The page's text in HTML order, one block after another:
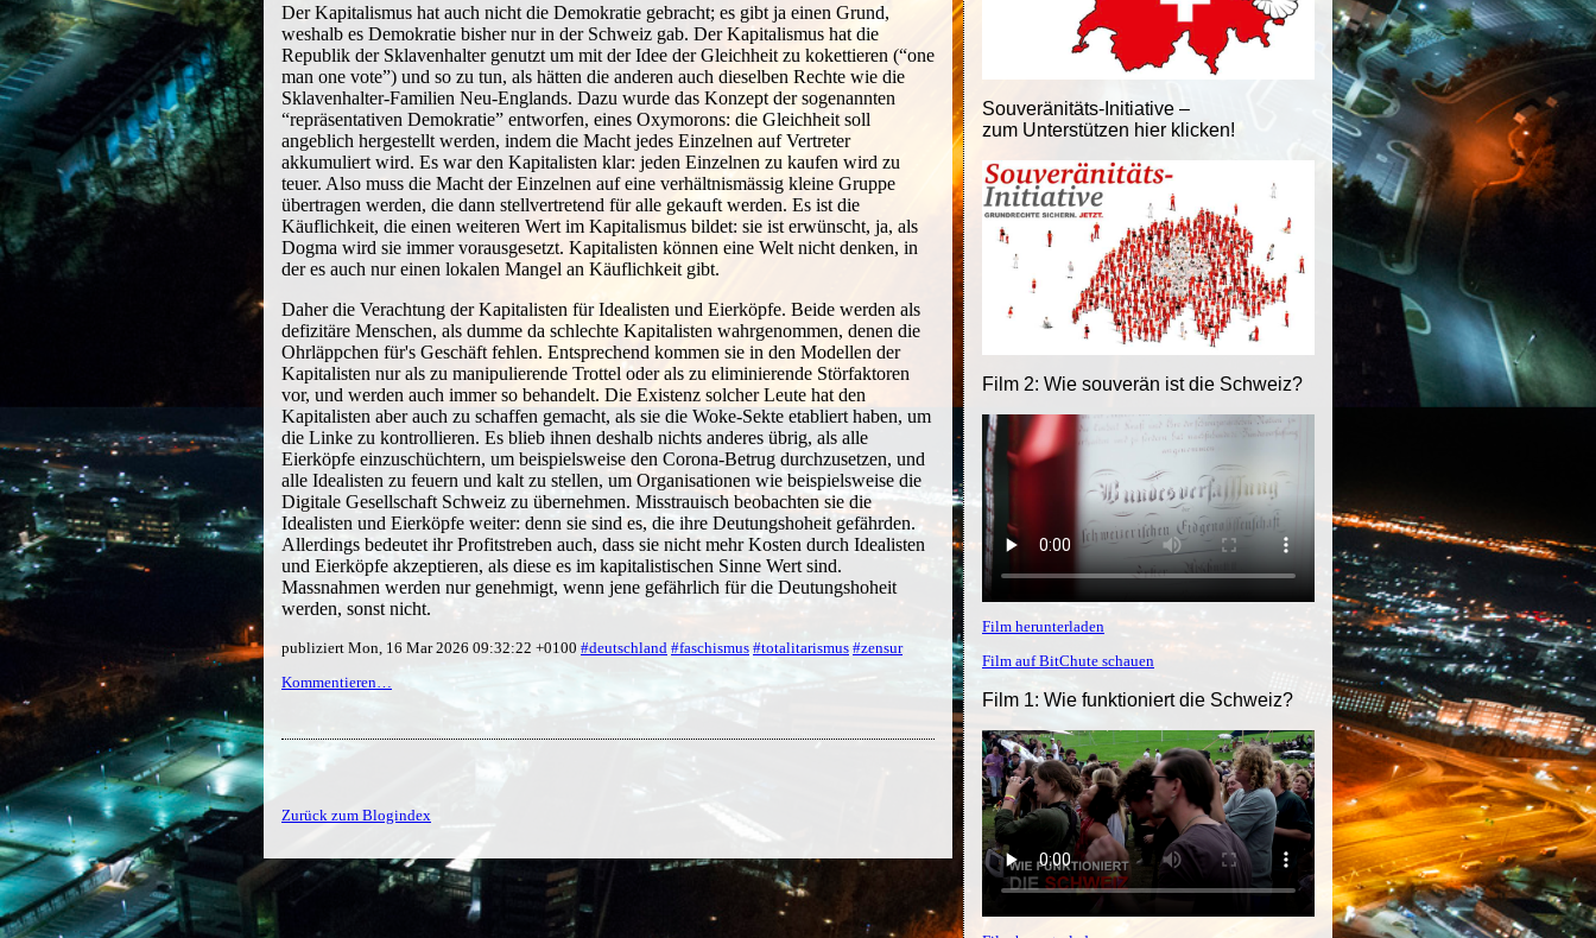
Souveränitäts-Initiative –
zum Unterstützen hier klicken!
Film 2: Wie souverän ist die Schweiz?
Film herunterladen
Film auf BitChute schauen
Film 1: Wie funktioniert die Schweiz?
Der Kapitalismus hat auch nicht die Demokratie gebracht; es gibt ja einen Grund,
weshalb es Demokratie bisher nur in der Schweiz gab. Der Kapitalismus hat die
Republik der Sklavenhalter genutzt um mit der Idee der Gleichheit zu kokettieren (“one
man one vote”) und so zu tun, als hätten die anderen auch dieselben Rechte wie die
Sklavenhalter-Familien Neu-Englands. Dazu wurde das Konzept der sogenannten
“repräsentativen Demokratie” entworfen, eines Oxymorons: die Gleichheit soll
angeblich hergestellt werden, indem die Macht jedes Einzelnen auf Vertreter
akkumuliert wird. Es war den Kapitalisten klar: jeden Einzelnen zu kaufen wird zu
teuer. Also muss die Macht der Einzelnen auf eine verhältnismässig kleine Gruppe
übertragen werden, die dann stellvertretend für alle gekauft werden. Es ist die
Käuflichkeit, die einen weiteren Wert im Kapitalismus bildet: sie ist erwünscht, ja, als
Dogma wird sie immer vorausgesetzt. Kapitalisten können eine Welt nicht denken, in
der es auch nur einen lokalen Mangel an Käuflichkeit gibt.
Daher die Verachtung der Kapitalisten für Idealisten und Eierköpfe. Beide werden als
defizitäre Menschen, als dumme da schlechte Kapitalisten wahrgenommen, denen die
Ohrläppchen für's Geschäft fehlen. Entsprechend kommen sie in den Modellen der
Kapitalisten nur als zu manipulierende Trottel oder als zu eliminierende Störfaktoren
vor, und werden auch immer so behandelt. Die Existenz solcher Leute hat den
Kapitalisten aber auch zu schaffen gemacht, als sie die Woke-Sekte etabliert haben, um
die Linke zu kontrollieren. Es blieb ihnen deshalb nichts anderes übrig, als alle
Eierköpfe einzuschüchtern, um beispielsweise den Corona-Betrug durchzusetzen, und
alle Idealisten zu feuern und kalt zu stellen, um Organisationen wie beispielsweise die
Digitale Gesellschaft Schweiz zu übernehmen. Misstrauisch beobachten sie die
Idealisten und Eierköpfe weiter: denn sie sind es, die ihre Deutungshoheit gefährden.
Allerdings bedeutet ihr Profitstreben auch, dass sie nicht mehr Kosten durch Idealisten
und Eierköpfe akzeptieren, als diese es im kapitalistischen Sinne Wert sind.
Massnahmen werden nur genehmigt, wenn jene gefährlich für die Deutungshoheit
werden, sonst nicht.
publiziert Mon, 16 Mar 2026 09:32:22 +0100 #deutschland #faschismus #totalitarismus #zensur
Kommentieren…
Zurück zum Blogindex